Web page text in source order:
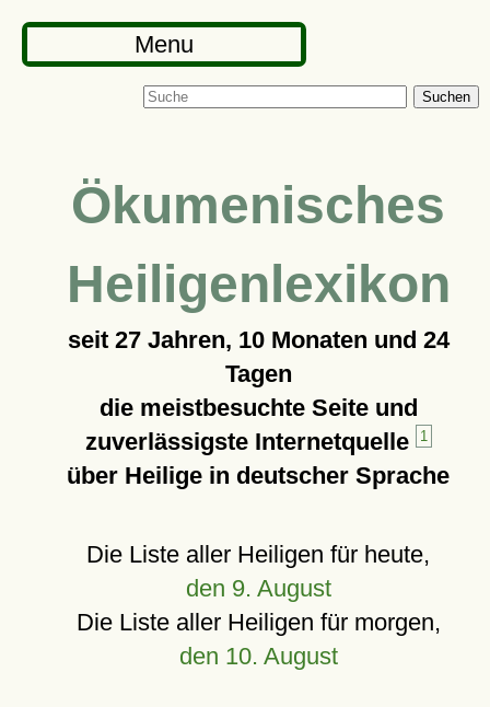
Menu
Suchen
Ökumenisches
Heiligenlexikon
seit 27 Jahren, 10 Monaten und 24
Tagen
die meistbesuchte Seite und
zuverlässigste Internetquelle
1
über Heilige in deutscher Sprache
Die Liste aller Heiligen für heute,
den 9. August
Die Liste aller Heiligen für morgen,
den 10. August